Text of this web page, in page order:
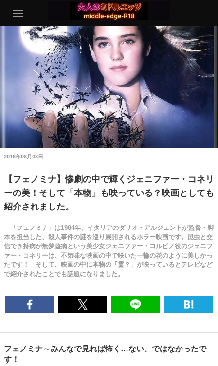
2016年08月08日
【フェノミナ】惨劇の中で輝くジェニファー・コネリ
ーの美！そして「本物」も映っている？映画としても
紹介されました。
「フェノミナ」は1984年、イタリアのダリオ・アルジェントが監督・脚
本を担当した、殺人事件の謎を巡り展開されるホラー映画です。昆虫と交
信でき持病が無夢遊病という美少女ジェニファー・コルビノ役のジェニフ
ァー・コネリーは、不気味な映画の中で咲いた一輪の花のように美しかっ
たです！ そして、映画の中に本物の「霊？」が映っているとテレビなど
で紹介されたことでも話題になりました。
フェノミナ～みんなで見れば怖く…ない、ではなかったで
す！